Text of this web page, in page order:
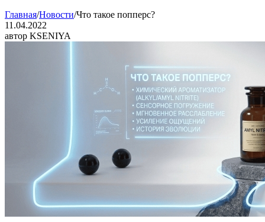
Главная/Новости/Что такое попперс?
11.04.2022
автор KSENIYA